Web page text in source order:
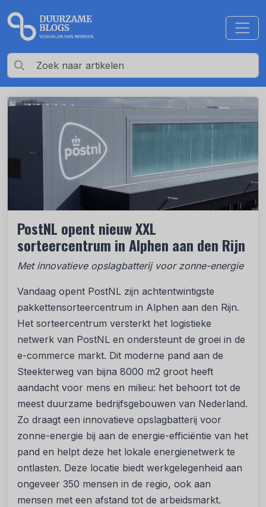
PostNL opent nieuw XXL
sorteercentrum in Alphen aan den Rijn
Met innovatieve opslagbatterij voor zonne-energie
Vandaag opent PostNL zijn achtentwintigste
pakkettensorteercentrum in Alphen aan den Rijn.
Het sorteercentrum versterkt het logistieke
netwerk van PostNL en ondersteunt de groei in de
e-commerce markt. Dit moderne pand aan de
Steekterweg van bijna 8000 m2 groot heeft
aandacht voor mens en milieu: het behoort tot de
meest duurzame bedrijfsgebouwen van Nederland.
Zo draagt een innovatieve opslagbatterij voor
zonne-energie bij aan de energie-efficiëntie van het
pand en helpt deze het lokale energienetwerk te
ontlasten. Deze locatie biedt werkgelegenheid aan
ongeveer 350 mensen in de regio, ook aan
mensen met een afstand tot de arbeidsmarkt.